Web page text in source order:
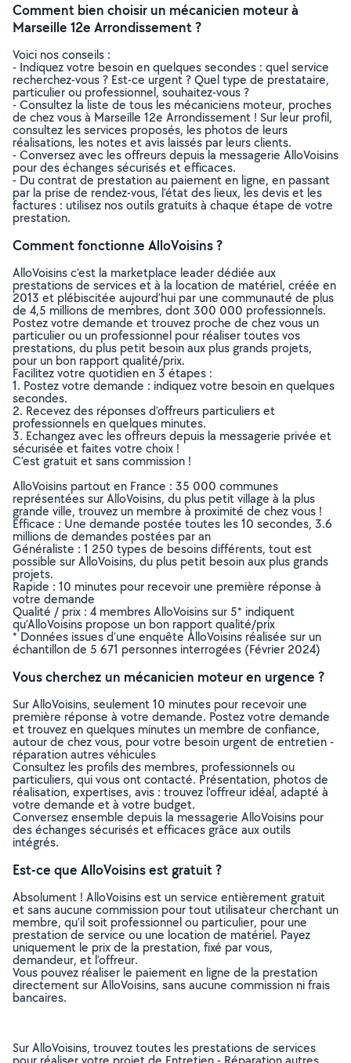
Comment bien choisir un mécanicien moteur à
Marseille 12e Arrondissement ?
Voici nos conseils :
- Indiquez votre besoin en quelques secondes : quel service
recherchez-vous ? Est-ce urgent ? Quel type de prestataire,
particulier ou professionnel, souhaitez-vous ?
- Consultez la liste de tous les mécaniciens moteur, proches
de chez vous à Marseille 12e Arrondissement ! Sur leur profil,
consultez les services proposés, les photos de leurs
réalisations, les notes et avis laissés par leurs clients.
- Conversez avec les offreurs depuis la messagerie AlloVoisins
pour des échanges sécurisés et efficaces.
- Du contrat de prestation au paiement en ligne, en passant
par la prise de rendez-vous, l’état des lieux, les devis et les
factures : utilisez nos outils gratuits à chaque étape de votre
prestation.
Comment fonctionne AlloVoisins ?
AlloVoisins c’est la marketplace leader dédiée aux
prestations de services et à la location de matériel, créée en
2013 et plébiscitée aujourd’hui par une communauté de plus
de 4,5 millions de membres, dont 300 000 professionnels.
Postez votre demande et trouvez proche de chez vous un
particulier ou un professionnel pour réaliser toutes vos
prestations, du plus petit besoin aux plus grands projets,
pour un bon rapport qualité/prix.
Facilitez votre quotidien en 3 étapes :
1. Postez votre demande : indiquez votre besoin en quelques
secondes.
2. Recevez des réponses d’offreurs particuliers et
professionnels en quelques minutes.
3. Echangez avec les offreurs depuis la messagerie privée et
sécurisée et faites votre choix !
C’est gratuit et sans commission !
AlloVoisins partout en France : 35 000 communes
représentées sur AlloVoisins, du plus petit village à la plus
grande ville, trouvez un membre à proximité de chez vous !
Efficace : Une demande postée toutes les 10 secondes, 3.6
millions de demandes postées par an
Généraliste : 1 250 types de besoins différents, tout est
possible sur AlloVoisins, du plus petit besoin aux plus grands
projets.
Rapide : 10 minutes pour recevoir une première réponse à
votre demande
Qualité / prix : 4 membres AlloVoisins sur 5* indiquent
qu’AlloVoisins propose un bon rapport qualité/prix
* Données issues d’une enquête AlloVoisins réalisée sur un
échantillon de 5 671 personnes interrogées (Février 2024)
Vous cherchez un mécanicien moteur en urgence ?
Sur AlloVoisins, seulement 10 minutes pour recevoir une
première réponse à votre demande. Postez votre demande
et trouvez en quelques minutes un membre de confiance,
autour de chez vous, pour votre besoin urgent de entretien -
réparation autres véhicules
Consultez les profils des membres, professionnels ou
particuliers, qui vous ont contacté. Présentation, photos de
réalisation, expertises, avis : trouvez l'offreur idéal, adapté à
votre demande et à votre budget.
Conversez ensemble depuis la messagerie AlloVoisins pour
des échanges sécurisés et efficaces grâce aux outils
intégrés.
Est-ce que AlloVoisins est gratuit ?
Absolument ! AlloVoisins est un service entièrement gratuit
et sans aucune commission pour tout utilisateur cherchant un
membre, qu’il soit professionnel ou particulier, pour une
prestation de service ou une location de matériel. Payez
uniquement le prix de la prestation, fixé par vous,
demandeur, et l’offreur.
Vous pouvez réaliser le paiement en ligne de la prestation
directement sur AlloVoisins, sans aucune commission ni frais
bancaires.
Sur AlloVoisins, trouvez toutes les prestations de services